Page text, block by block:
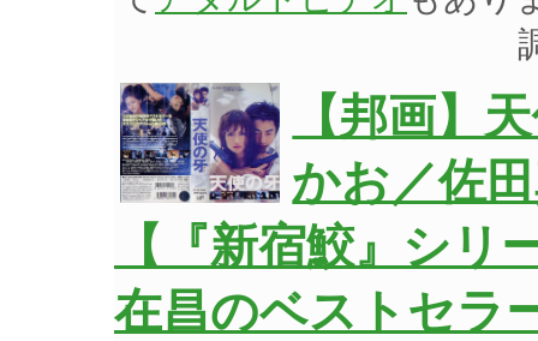
【邦画】
かお／佐
【『新宿鮫』シリ
在昌のベストセラ